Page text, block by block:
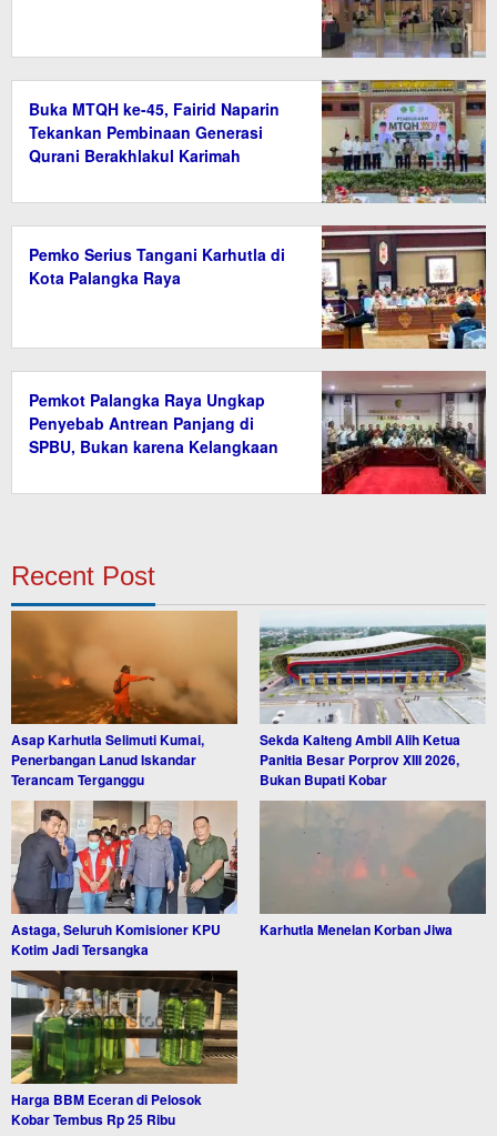
Buka MTQH ke-45, Fairid Naparin
Tekankan Pembinaan Generasi
Qurani Berakhlakul Karimah
Pemko Serius Tangani Karhutla di
Kota Palangka Raya
Pemkot Palangka Raya Ungkap
Penyebab Antrean Panjang di
SPBU, Bukan karena Kelangkaan
Recent Post
Asap Karhutla Selimuti Kumai,
Penerbangan Lanud Iskandar
Terancam Terganggu
Sekda Kalteng Ambil Alih Ketua
Panitia Besar Porprov XIII 2026,
Bukan Bupati Kobar
Astaga, Seluruh Komisioner KPU
Kotim Jadi Tersangka
Karhutla Menelan Korban Jiwa
Harga BBM Eceran di Pelosok
Kobar Tembus Rp 25 Ribu